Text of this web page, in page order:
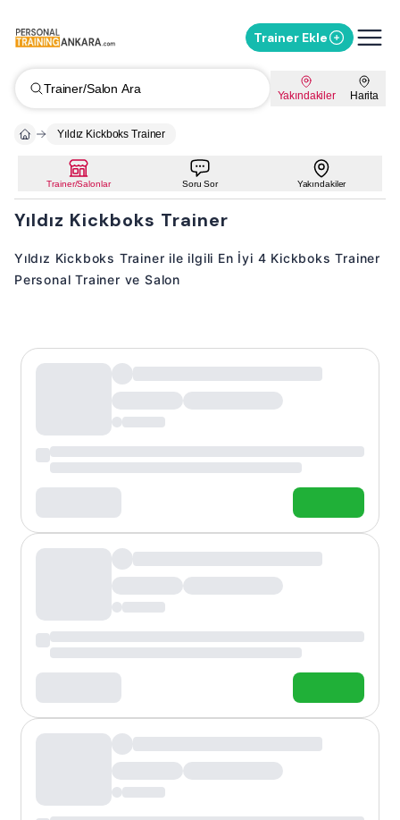
Trainer Ekle
Trainer/Salon Ara Yakındakiler Harita
Yıldız Kickboks Trainer
Trainer/Salonlar Soru Sor Yakındakiler
Yıldız Kickboks Trainer
Yıldız Kickboks Trainer ile ilgili En İyi 4 Kickboks Trainer
Personal Trainer ve Salon